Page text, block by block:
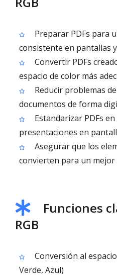
Preparar PDFs para
consistente en pantallas
Convertir PDFs
espacio de color más
Reducir problemas
documentos de forma
Estandarizar PDFs
presentaciones en
Asegurar que los
convierten para un
Funciones
RGB
Conversión al
Verde, Azul)